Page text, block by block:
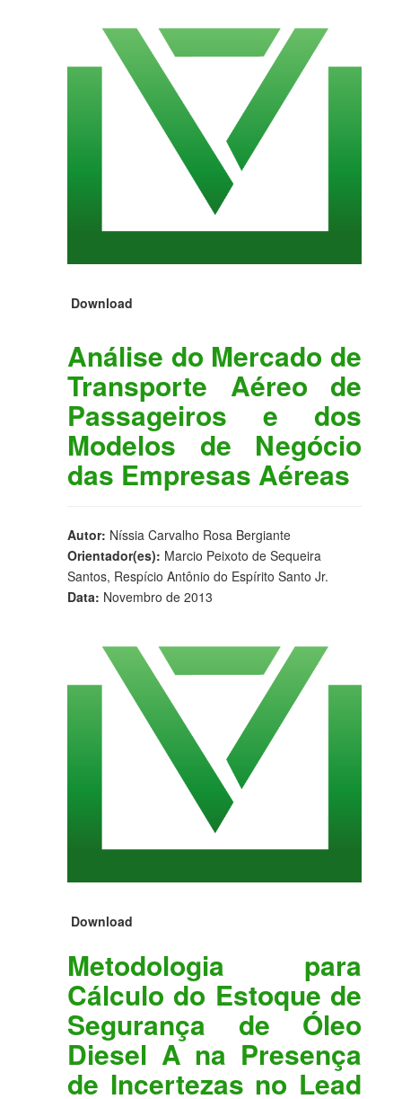
Download
Análise do Mercado de
Transporte Aéreo de
Passageiros e dos
Modelos de Negócio
das Empresas Aéreas
Autor: Níssia Carvalho Rosa Bergiante
Orientador(es): Marcio Peixoto de Sequeira
Santos, Respício Antônio do Espírito Santo Jr.
Data: Novembro de 2013
Download
Metodologia para
Cálculo do Estoque de
Segurança de Óleo
Diesel A na Presença
de Incertezas no Lead